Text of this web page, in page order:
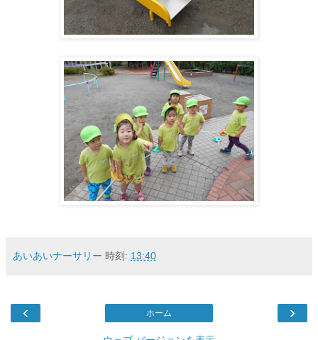
あいあいナーサリー 時刻: 13:40
‹ ›
ホーム